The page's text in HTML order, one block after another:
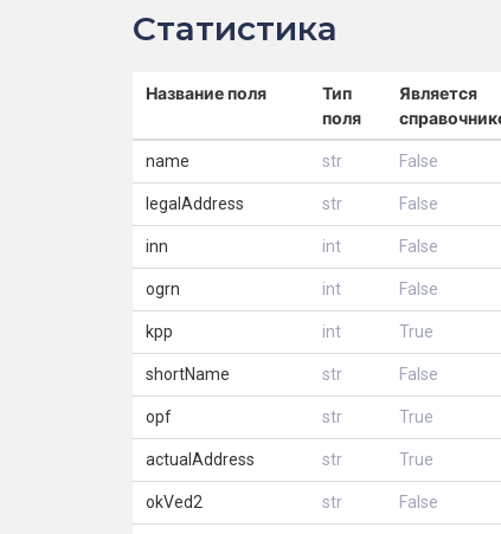
Статистика
Название поля
Тип
поля
Является
name str False
legalAddress str False
inn int False
ogrn int False
kpp int True
shortName str False
opf str True
actualAddress str True
okVed2 str False